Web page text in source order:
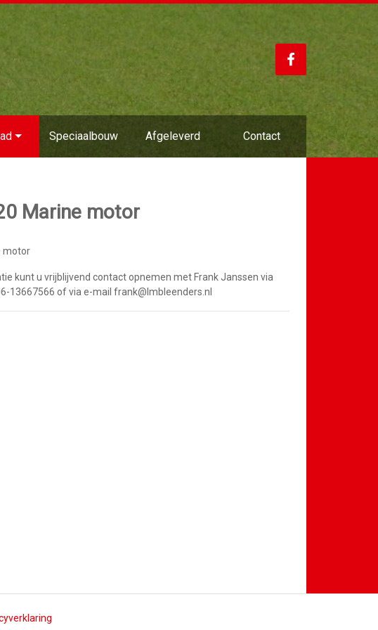
Speciaalbouw Afgeleverd Contact
Marine motor
motor
kunt u vrijblijvend contact opnemen met Frank Janssen via
13667566 of via e-mail frank@lmbleenders.nl